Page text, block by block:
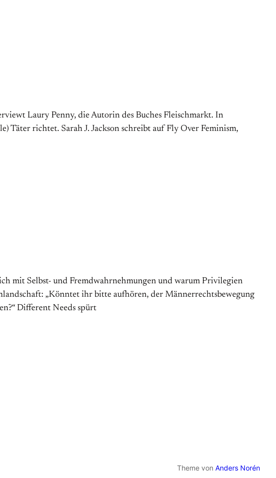
Laury Penny, die Autorin des Buches Fleischmarkt. In
Täter richtet. Sarah J. Jackson schreibt auf Fly Over Feminism,
mit Selbst- und Fremdwahrnehmungen und warum Pri­vi­legien
„Könntet ihr bitte auf­hören, der Männerrechtsbewegung
Different Needs spürt
Theme von Anders Norén